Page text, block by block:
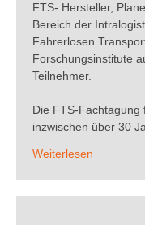
FTS- Hersteller,
Bereich der
Fahrerlosen
Forschungsinstitute
Teilnehmer.
Die FTS-Fachtagung
inzwischen über 30
Weiterlesen